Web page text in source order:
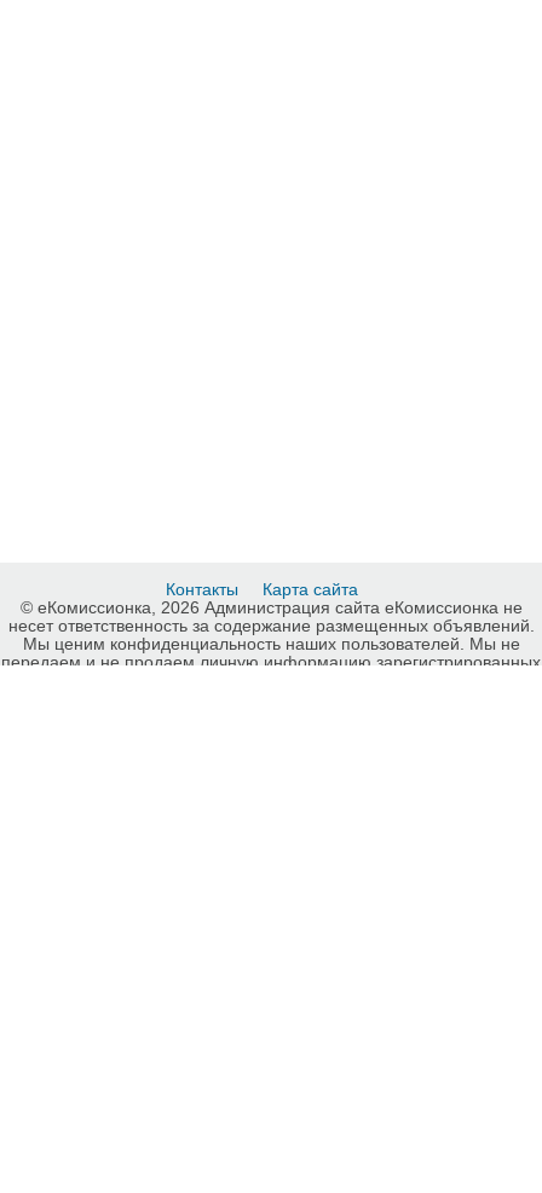
Контакты
Карта сайта
© еКомиссионка, 2026 Администрация сайта еКомиссионка не
несет ответственность за содержание размещенных объявлений.
Мы ценим конфиденциальность наших пользователей. Мы не
передаем и не продаем личную информацию зарегистрированных